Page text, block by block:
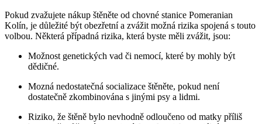
Pokud zvažujete nákup štěněte od chovné stanice Pomeranian
Kolín,‌ je důležité⁤ být ‍obezřetní⁢ a zvážit možná rizika​ spojená s touto
volbou. Některá případná⁤ rizika, která byste měli zvážit, ‌jsou: ​
Možnost genetických vad či‌ nemocí, které by mohly být
dědičné.
Mozná nedostatečná ‍socializace štěněte, pokud není
dostatečně zkombinována s jinými psy a lidmi.
Riziko, že štěně⁣ bylo nevhodně odloučeno od matky⁤ příliš